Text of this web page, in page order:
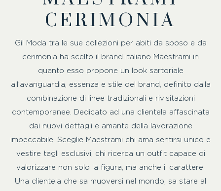
CERIMONIA
Gil Moda tra le sue collezioni per abiti da sposo e da
cerimonia ha scelto il brand italiano Maestrami in
quanto esso propone un look sartoriale
all’avanguardia, essenza e stile del brand, definito dalla
combinazione di linee tradizionali e rivisitazioni
contemporanee. Dedicato ad una clientela affascinata
dai nuovi dettagli e amante della lavorazione
impeccabile. Sceglie Maestrami chi ama sentirsi unico e
vestire tagli esclusivi, chi ricerca un outfit capace di
valorizzare non solo la figura, ma anche il carattere.
Una clientela che sa muoversi nel mondo, sa stare al